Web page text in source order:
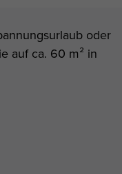
oder
auf ca. 60 m² in